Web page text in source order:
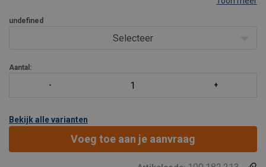
undefined
Selecteer
Aantal:
Bekijk alle varianten
Voeg toe aan je aanvraag